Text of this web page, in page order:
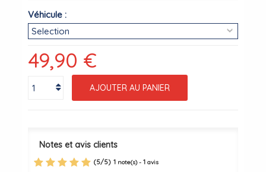
Véhicule :
49,90 €
AJOUTER AU PANIER
Notes et avis clients
(5/5) 1 note(s) -1 avis